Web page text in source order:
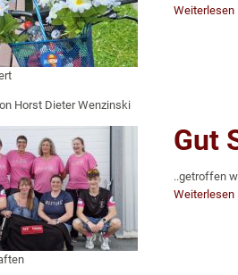
Weiterlesen
Horst Dieter Wenzinski
Gut
..getroffen
Weiterlesen